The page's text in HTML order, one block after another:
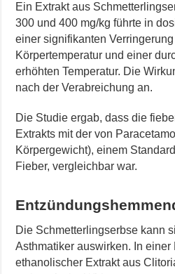
Ein Extrakt aus
300 und 400 mg/kg führte in
einer signifikanten
Körpertemperatur und einer
erhöhten Temperatur. Die
nach der Verabreichung an.
Die Studie ergab, dass die
Extrakts mit der von
Körpergewicht), einem
Fieber, vergleichbar war.
Die Schmetterlingserbse kann
Asthmatiker auswirken. In
ethanolischer Extrakt aus